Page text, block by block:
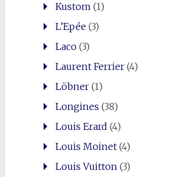
Kustom(1)
L’Epée(3)
Laco(3)
Laurent Ferrier(4)
Löbner(1)
Longines (38)
Louis Erard (4)
Louis Moinet(4)
Louis Vuitton(3)